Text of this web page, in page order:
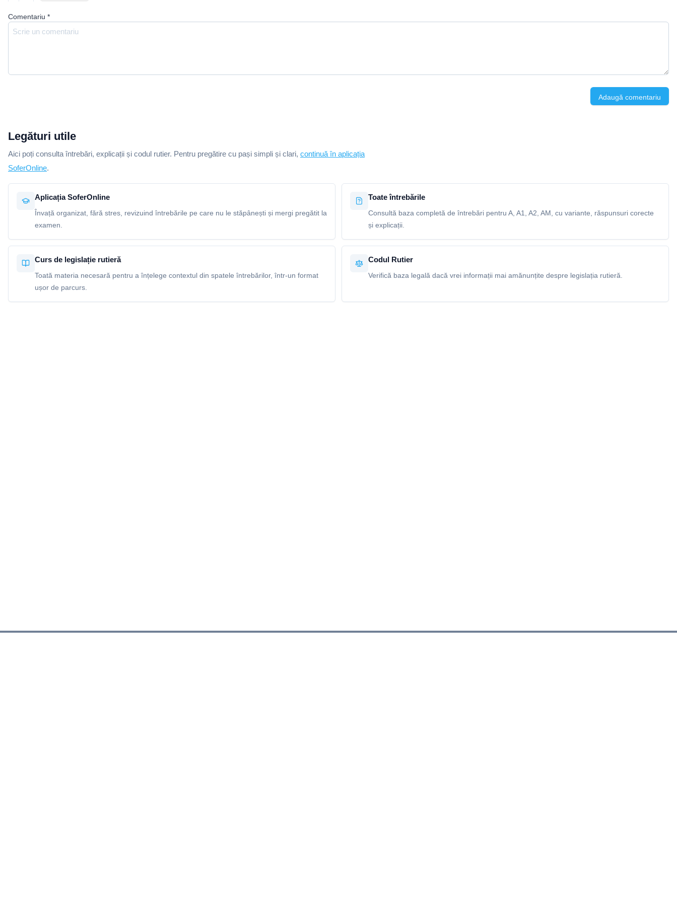
Comentariu *
Adaugă comentariu
Legături utile
Aici poți consulta întrebări, explicații și codul rutier. Pentru pregătire cu pași simpli și clari, continuă în aplicația
SoferOnline.
Aplicația SoferOnline
Învață organizat, fără stres, revizuind întrebările pe care nu le stăpânești și mergi pregătit la
examen.
Toate întrebările
Consultă baza completă de întrebări pentru A, A1, A2, AM, cu variante, răspunsuri corecte
și explicații.
Curs de legislație rutieră
Toată materia necesară pentru a înțelege contextul din spatele întrebărilor, într-un format
ușor de parcurs.
Codul Rutier
Verifică baza legală dacă vrei informații mai amănunțite despre legislația rutieră.